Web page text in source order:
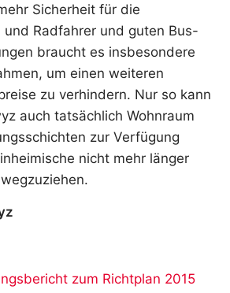
Sicherheit für die
und Radfahrer und guten Bus-
braucht es insbesondere
um einen weiteren
zu verhindern. Nur so kann
auch tatsächlich Wohnraum
zur Verfügung
nicht mehr länger
zum Richtplan 2015